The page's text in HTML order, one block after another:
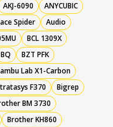
AKJ-6090
ANYCUBIC
Spider
Audio
BCL 1309X
BQ
BZT PFK
Lab X1-Carbon
F370
Bigrep
BM 3730
Brother KH860